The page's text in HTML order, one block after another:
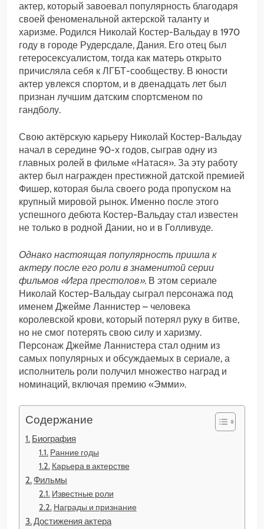
актер, который завоевал популярность благодаря
своей феноменальной актерской таланту и
харизме. Родился Николай Костер-Вальдау в 1970
году в городе Рудерсдале, Дания. Его отец был
гетеросексуалистом, тогда как матерь открыто
причисляла себя к ЛГБТ-сообществу. В юности
актер увлекся спортом, и в двенадцать лет был
признан лучшим датским спортсменом по
гандболу.
Свою актёрскую карьеру Николай Костер-Вальдау
начал в середине 90-х годов, сыграв одну из
главных ролей в фильме «Натася». За эту работу
актер был награжден престижной датской премией
Фишер, которая была своего рода пропуском на
крупный мировой рынок. Именно после этого
успешного дебюта Костер-Вальдау стал известен
не только в родной Дании, но и в Голливуде.
Однако настоящая популярность пришла к
актеру после его роли в знаменитой серии
фильмов «Игра престолов». В этом сериале
Николай Костер-Вальдау сыграл персонажа под
именем Джейме Ланнистер – человека
королевской крови, который потерял руку в битве,
но не смог потерять свою силу и харизму.
Персонаж Джейме Ланнистера стал одним из
самых популярных и обсуждаемых в сериале, а
исполнитель роли получил множество наград и
номинаций, включая премию «Эмми».
Содержание
Биография
Ранние годы
Карьера в актерстве
Фильмы
Известные роли
Награды и признание
Достижения актера